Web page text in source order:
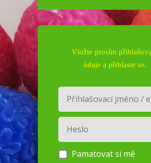
Vložte prosím
údaje a přihlaste se.
Pamatovat si mě